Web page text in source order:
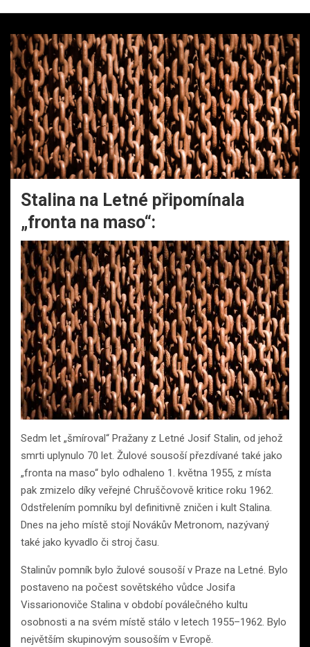
Stalina na Letné připomínala
„fronta na maso“:
Sedm let „šmíroval“ Pražany z Letné Josif Stalin, od jehož
smrti uplynulo 70 let. Žulové sousoší přezdívané také jako
„fronta na maso“ bylo odhaleno 1. května 1955, z místa
pak zmizelo díky veřejné Chruščovově kritice roku 1962.
Odstřelením pomníku byl definitivně zničen i kult Stalina.
Dnes na jeho místě stojí Novákův Metronom, nazývaný
také jako kyvadlo či stroj času.
Stalinův pomník bylo žulové sousoší v Praze na Letné. Bylo
postaveno na počest sovětského vůdce Josifa
Vissarionoviče Stalina v období poválečného kultu
osobnosti a na svém místě stálo v letech 1955–1962. Bylo
největším skupinovým sousoším v Evropě.